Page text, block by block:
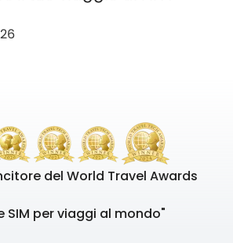
del World Travel Awards
SIM per viaggi al mondo"